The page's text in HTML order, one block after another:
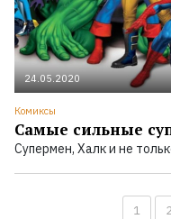
24.05.2020
Комиксы
Самые сильные
Супермен, Халк и не
1